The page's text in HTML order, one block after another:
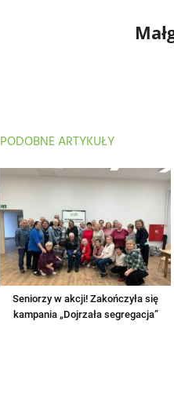
PODOBNE ARTYKUŁY
Seniorzy w akcji! Zakończyła się
kampania „Dojrzała segregacja”